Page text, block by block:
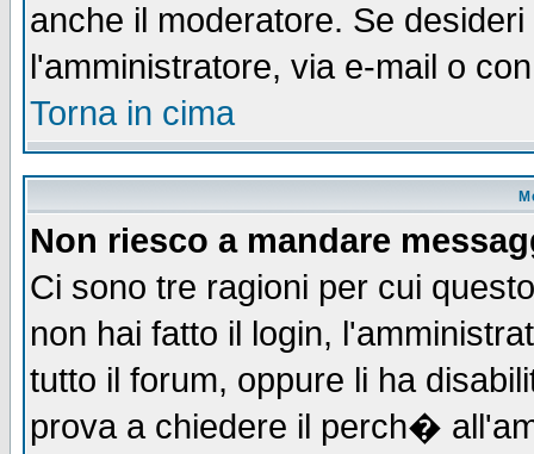
anche il moderatore. Se
l'amministratore, via e-mail o
Torna in cima
Non riesco a mandare
Ci sono tre ragioni per cui
non hai fatto il login,
tutto il forum, oppure li ha
prova a chiedere il perch�